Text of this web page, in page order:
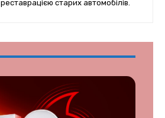
реставрацією старих автомобілів.